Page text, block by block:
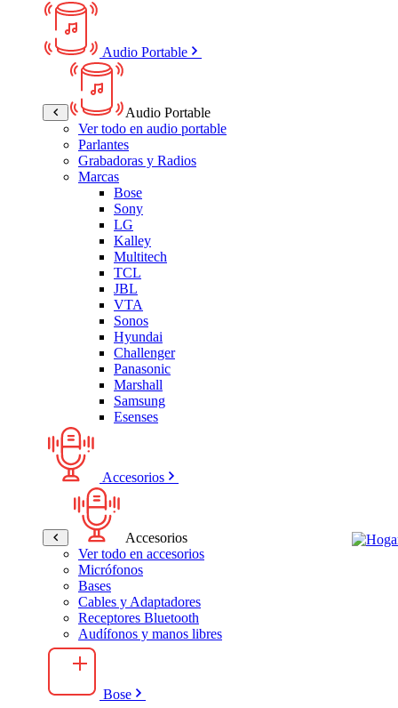
Audio Portable
Audio Portable
Ver todo en audio portable
Parlantes
Grabadoras y Radios
Marcas
Bose
Sony
LG
Kalley
Multitech
TCL
JBL
VTA
Sonos
Hyundai
Challenger
Panasonic
Marshall
Samsung
Esenses
Accesorios
Accesorios
Ver todo en accesorios
Micrófonos
Bases
Cables y Adaptadores
Receptores Bluetooth
Audífonos y manos libres
Bose